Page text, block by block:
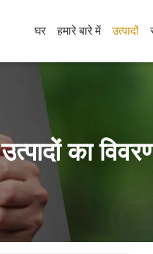
घर हमारे बारे में उत्पादों
उत्पादों का